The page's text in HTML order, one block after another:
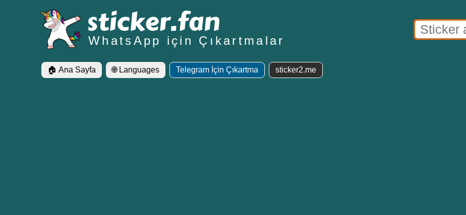
WhatsApp için Çıkartmalar
🏠 Ana Sayfa 🌐 Languages Telegram İçin Çıkartma sticker2.me